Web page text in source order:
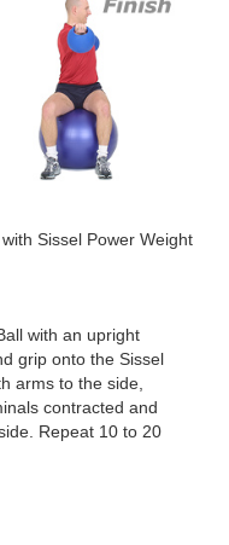
Sissel Power Weight
with an upright
grip onto the Sissel
arms to the side,
contracted and
Repeat 10 to 20